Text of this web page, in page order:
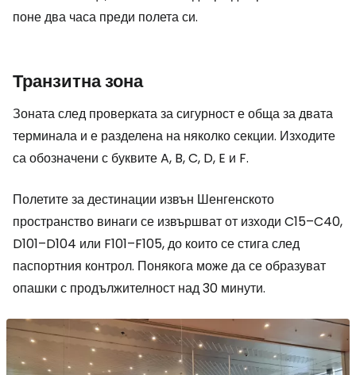
поне два часа преди полета си.
Транзитна зона
Зоната след проверката за сигурност е обща за двата
терминала и е разделена на няколко секции. Изходите
са обозначени с буквите A, B, C, D, E и F.
Полетите за дестинации извън Шенгенското
пространство винаги се извършват от изходи C15–C40,
D101–D104 или F101–F105, до които се стига след
паспортния контрол. Понякога може да се образуват
опашки с продължителност над 30 минути.